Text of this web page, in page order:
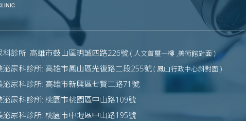
科診所: 高雄市鼓山區明誠四路226號 ( 人文首璽一樓 ,美術館對面 )
泌尿科診所: 高雄市鳳山區光復路二段255號 ( 鳳山行政中心斜對面 )
泌尿科診所: 高雄市新興區七賢二路71號
泌尿科診所: 桃園市桃園區中山路109號
泌尿科診所: 桃園市中壢區中山路195號